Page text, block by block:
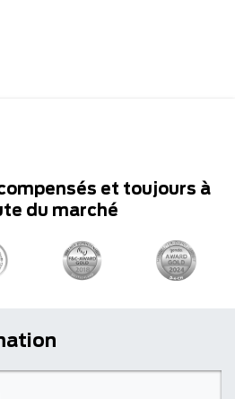
et toujours à
du marché